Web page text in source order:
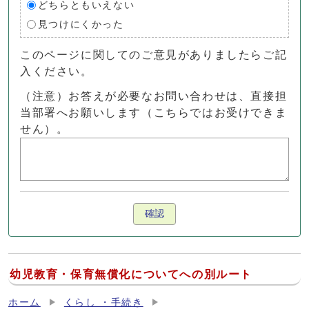
どちらともいえない
見つけにくかった
このページに関してのご意見がありましたらご記
入ください。
（注意）お答えが必要なお問い合わせは、直接担
当部署へお願いします（こちらではお受けできま
せん）。
確認
幼児教育・保育無償化についてへの別ルート
ホーム
くらし ・手続き